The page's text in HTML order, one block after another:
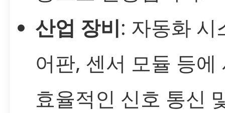
산업 장비: 자동화 시
어판, 센서 모듈 등에
효율적인 신호 통신